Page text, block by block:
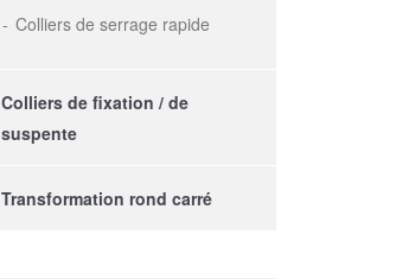
Colliers de serrage rapide
Colliers de fixation / de
suspente
Transformation rond carré